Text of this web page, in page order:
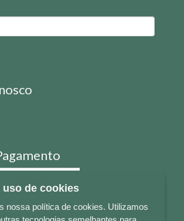
uso de cookies
nossa política de cookies. Utilizamos